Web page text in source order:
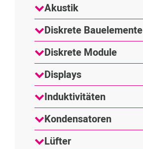
Akustik
Diskrete Bauelemente
Diskrete Module
Displays
Induktivitäten
Kondensatoren
Lüfter